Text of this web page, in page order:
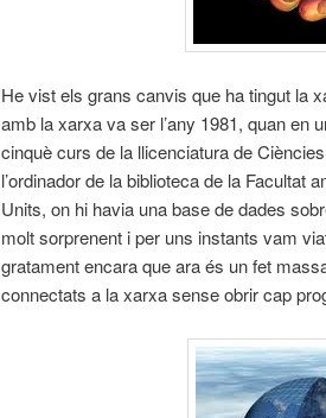
He vist els grans canvis que ha tingut la
amb la xarxa va ser l’any 1981, quan en
cinquè curs de la llicenciatura de
l’ordinador de la biblioteca de la Facultat
Units, on hi havia una base de dades
molt sorprenent i per uns instants vam
gratament encara que ara és un fet
connectats a la xarxa sense obrir cap